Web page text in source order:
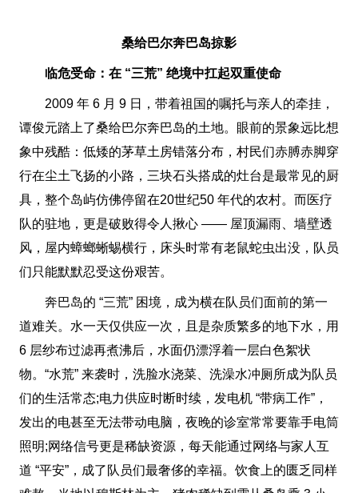
桑给巴尔奔巴岛掠影
临危受命：在 “三荒” 绝境中扛起双重使命
2009 年 6 月 9 日，带着祖国的嘱托与亲人的牵挂，
谭俊元踏上了桑给巴尔奔巴岛的土地。眼前的景象远比想
象中残酷：低矮的茅草土房错落分布，村民们赤膊赤脚穿
行在尘土飞扬的小路，三块石头搭成的灶台是最常见的厨
具，整个岛屿仿佛停留在20世纪50 年代的农村。而医疗
队的驻地，更是破败得令人揪心 —— 屋顶漏雨、墙壁透
风，屋内蟑螂蜥蜴横行，床头时常有老鼠蛇虫出没，队员
们只能默默忍受这份艰苦。
奔巴岛的 “三荒” 困境，成为横在队员们面前的第一
道难关。水一天仅供应一次，且是杂质繁多的地下水，用
6 层纱布过滤再煮沸后，水面仍漂浮着一层白色絮状
物。“水荒” 来袭时，洗脸水浇菜、洗澡水冲厕所成为队员
们的生活常态;电力供应时断时续，发电机 “带病工作”，
发出的电甚至无法带动电脑，夜晚的诊室常常要靠手电筒
照明;网络信号更是稀缺资源，每天能通过网络与家人互
道 “平安”，成了队员们最奢侈的幸福。饮食上的匮乏同样